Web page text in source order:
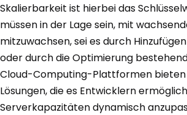
Skalierbarkeit ist hierbei das
müssen in der Lage sein, mit
mitzuwachsen, sei es durch
oder durch die Optimierung
Cloud-Computing-Plattformen
Lösungen, die es Entwicklern
Serverkapazitäten dynamisch